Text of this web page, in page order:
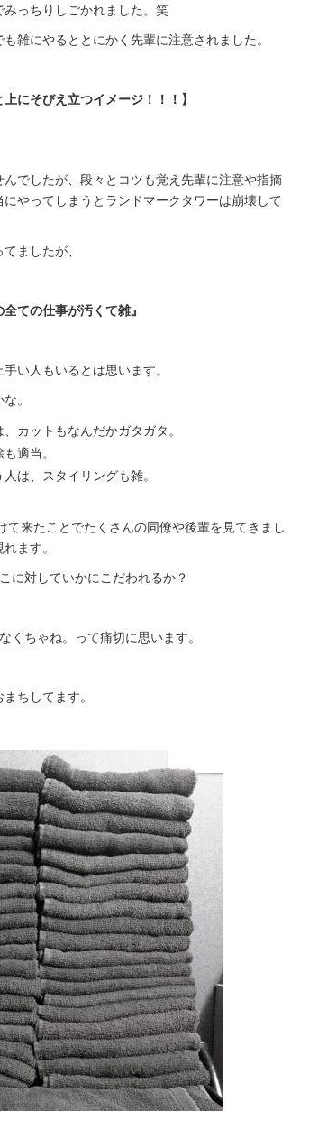
みっちりしごかれました。笑
も雑にやるととにかく先輩に注意されました。
にそびえ立つイメージ！！！】
でしたが、段々とコツも覚え先輩に注意や指摘
やってしまうとランドマークタワーは崩壊して
ましたが、
ての仕事が汚くて雑』
い人もいるとは思います。
。
カットもなんだかガタガタ。
適当。
は、スタイリングも雑。
来たことでたくさんの同僚や後輩を見てきまし
ます。
に対していかにこだわれるか？
くちゃね。って痛切に思います。
ちしてます。